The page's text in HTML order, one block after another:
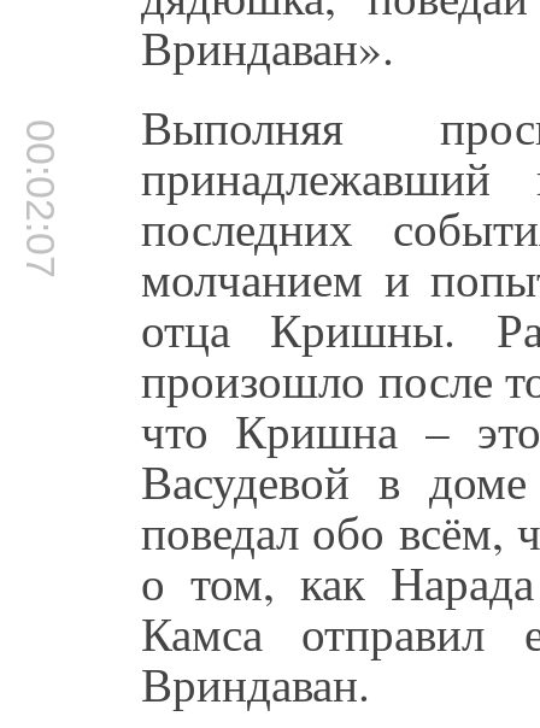
Вриндаван».
00:02:07 Выполняя
последних
молчанием и
отца Кришны.
произошло после
что Кришна –
Васудевой в
поведал обо всём,
о том, как
Камса отправил
Вриндаван.